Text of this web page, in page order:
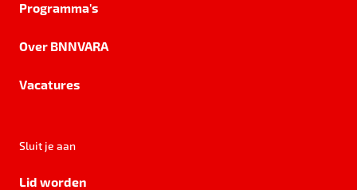
Programma's
Over BNNVARA
Vacatures
Sluit je aan
Lid worden